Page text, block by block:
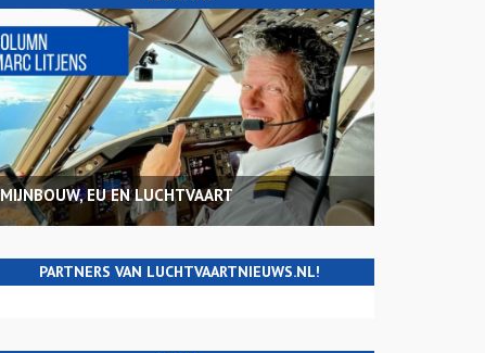
MIJNBOUW, EU EN LUCHTVAART
PARTNERS VAN LUCHTVAARTNIEUWS.NL!